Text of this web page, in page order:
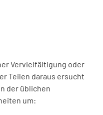
Vervielfältigung oder
Teilen daraus ersucht
der üblichen
um: